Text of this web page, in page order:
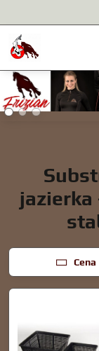
jazierka
Cena